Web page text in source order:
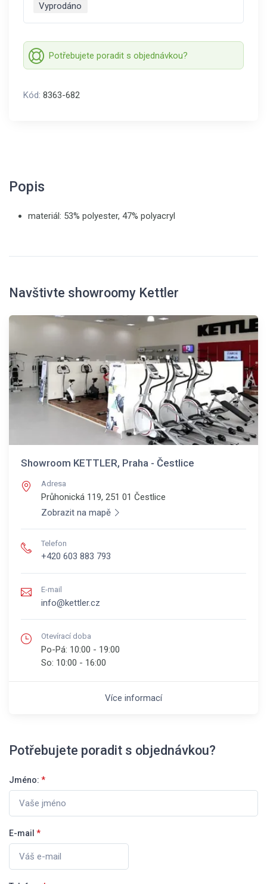
Vyprodáno
Potřebujete poradit s objednávkou?
Kód: 8363-682
Popis
materiál: 53% polyester, 47% polyacryl
Navštivte showroomy Kettler
Showroom KETTLER, Praha - Čestlice
Adresa
Průhonická 119, 251 01 Čestlice
Zobrazit na mapě
Telefon
+420 603 883 793
E-mail
info@kettler.cz
Otevírací doba
Po-Pá: 10:00 - 19:00
So: 10:00 - 16:00
Více informací
Potřebujete poradit s objednávkou?
Jméno: *
E-mail *